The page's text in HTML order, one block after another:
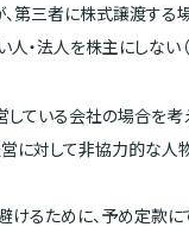
、第三者に株式譲渡す
人・法人を株主にしない
している会社の場合を考
に対して非協力的な人
けるために、予め定款